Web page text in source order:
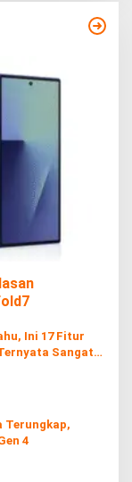
Ini 17 Fitur
Sangat
Terungkap,
4